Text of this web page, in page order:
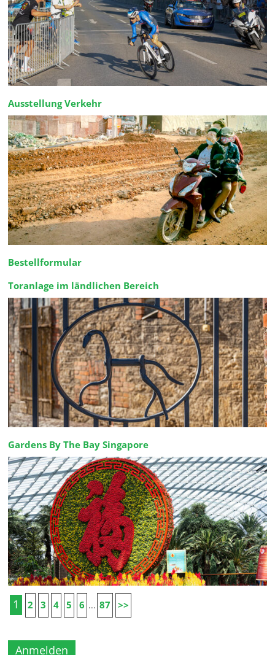
Ausstellung Verkehr
Bestellformular
Toranlage im ländlichen Bereich
Gardens By The Bay Singapore
1 2 3 4 5 6 ... 87 >>
Anmelden